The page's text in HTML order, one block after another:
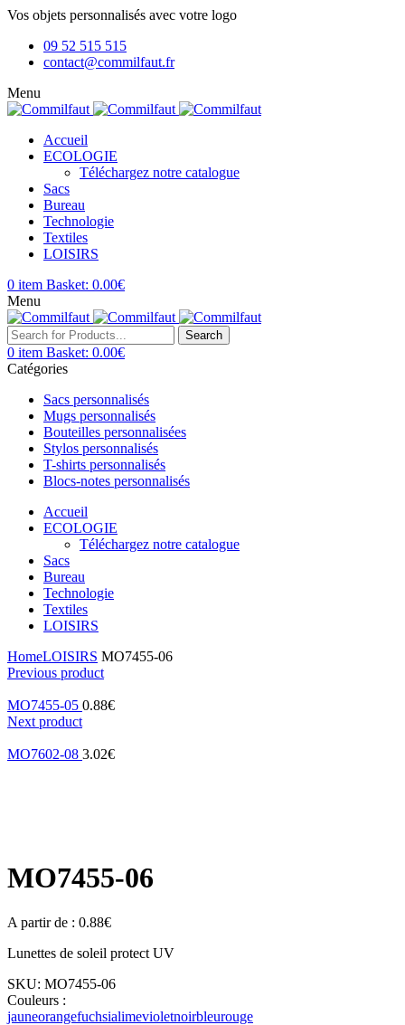
Vos objets personnalisés avec votre logo
09 52 515 515
contact@commilfaut.fr
Menu
Accueil
ECOLOGIE
Téléchargez notre catalogue
Sacs
Bureau
Technologie
Textiles
LOISIRS
0 item Basket: 0.00€
Menu
Search
0 item Basket: 0.00€
Catégories
Sacs personnalisés
Mugs personnalisés
Bouteilles personnalisées
Stylos personnalisés
T-shirts personnalisés
Blocs-notes personnalisés
Accueil
ECOLOGIE
Téléchargez notre catalogue
Sacs
Bureau
Technologie
Textiles
LOISIRS
HomeLOISIRS MO7455-06
Previous product
MO7455-05 0.88€
Next product
MO7602-08 3.02€
MO7455-06
A partir de : 0.88€
Lunettes de soleil protect UV
SKU: MO7455-06
Couleurs :
jauneorangefuchsialimevioletnoirbleurouge